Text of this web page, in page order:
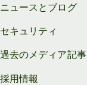
ニュースとブログ
セキュリティ
過去のメディア記事
採用情報